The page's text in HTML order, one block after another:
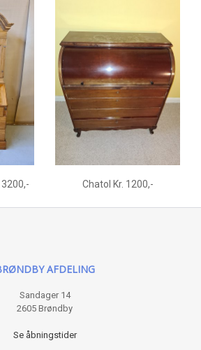
Chatol Kr. 1200,-
AFDELING
Sandager 14
2605 Brøndby
Se åbningstider